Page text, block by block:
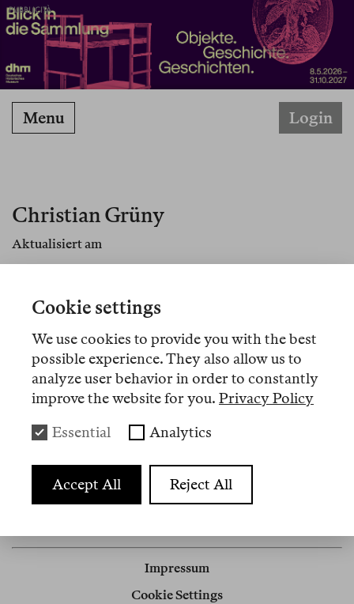
PUBBLICITÀ
Menu Login
Christian Grüny
Aktualisiert am
Theorien der Gegenwart an der Hochschule für
Artikel
Review
Ein Irrtum, eine Strapaze
Impressum
Cookie Settings
Cookie settings
We use cookies to provide you with the best
possible experience. They also allow us to
analyze user behavior in order to constantly
improve the website for you. Privacy Policy
Essential Analytics
Accept All Reject All